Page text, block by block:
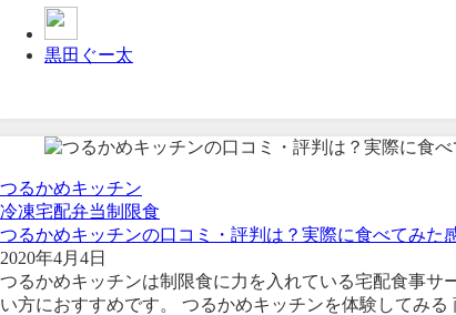
黒田ぐー太
つるかめキッチン
冷凍宅配弁当制限食
つるかめキッチンの口コミ・評判は？実際に食べてみた
2020年4月4日
つるかめキッチンは制限食に力を入れている宅配食事サ
い方におすすめです。 つるかめキッチンを体験してみ